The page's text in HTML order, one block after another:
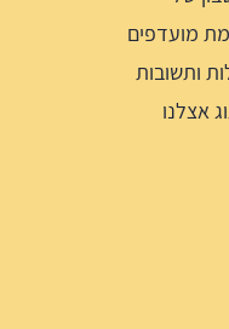
מועדפים
ותשובות
אצלנו